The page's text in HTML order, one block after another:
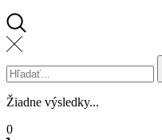
Žiadne výsledky...
0